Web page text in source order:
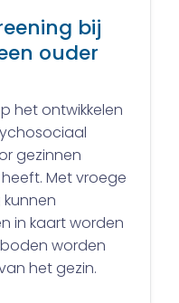
bij
ouder
het ontwikkelen
gezinnen
Met vroege
in kaart worden
worden
het gezin.